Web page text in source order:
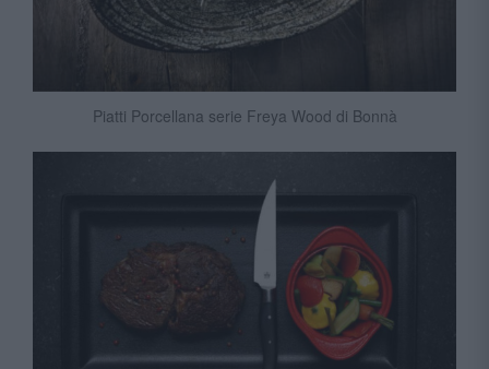
Piatti Porcellana serie Freya Wood di Bonnà